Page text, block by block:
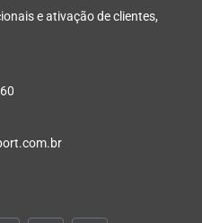
e ativação de clientes,